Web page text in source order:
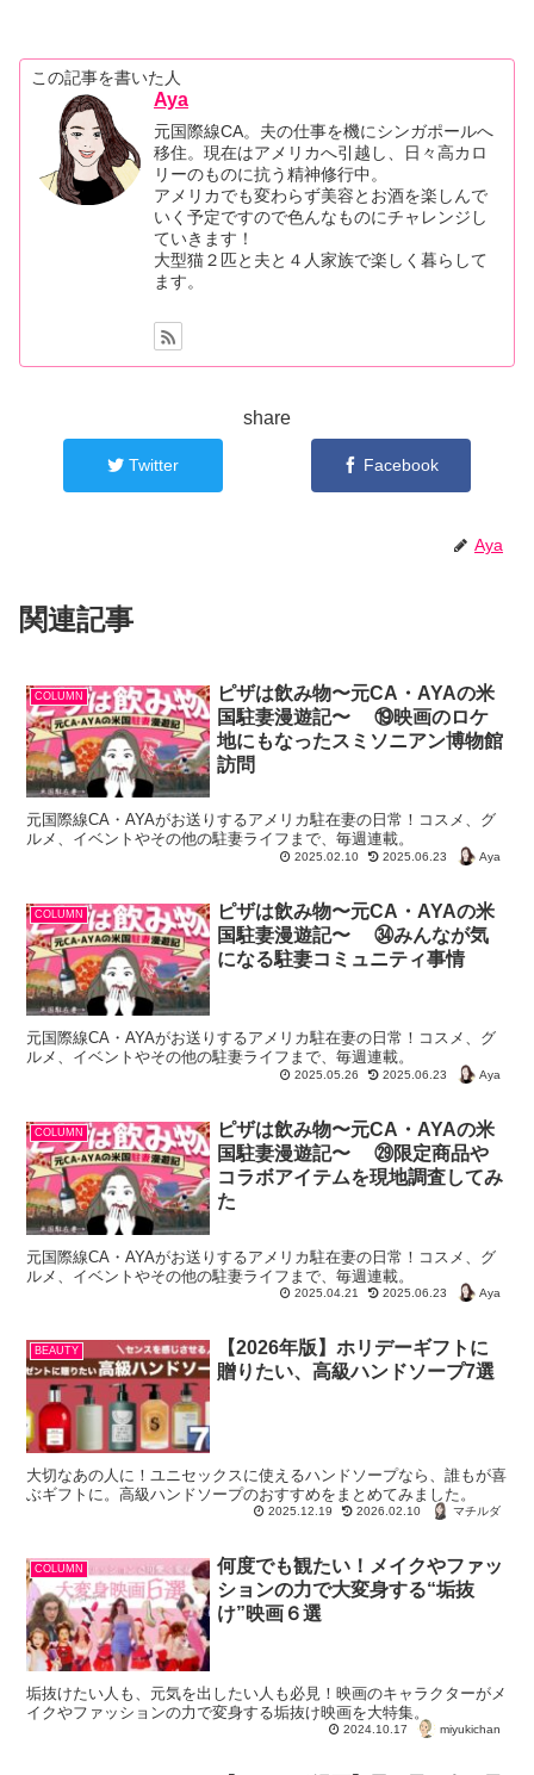
この記事を書いた人
Aya
元国際線CA。夫の仕事を機にシンガポールへ
移住。現在はアメリカへ引越し、日々高カロ
リーのものに抗う精神修行中。
アメリカでも変わらず美容とお酒を楽しんで
いく予定ですので色んなものにチャレンジし
ていきます！
大型猫２匹と夫と４人家族で楽しく暮らして
ます。
share
Twitter Facebook
Aya
関連記事
COLUMN
ピザは飲み物〜元CA・AYAの米
国駐妻漫遊記〜 ⑲映画のロケ
地にもなったスミソニアン博物館
訪問
元国際線CA・AYAがお送りするアメリカ駐在妻の日常！コスメ、グ
ルメ、イベントやその他の駐妻ライフまで、毎週連載。
2025.02.10 2025.06.23 Aya
COLUMN
ピザは飲み物〜元CA・AYAの米
国駐妻漫遊記〜 ㉞みんなが気
になる駐妻コミュニティ事情
元国際線CA・AYAがお送りするアメリカ駐在妻の日常！コスメ、グ
ルメ、イベントやその他の駐妻ライフまで、毎週連載。
2025.05.26 2025.06.23 Aya
COLUMN
ピザは飲み物〜元CA・AYAの米
国駐妻漫遊記〜 ㉙限定商品や
コラボアイテムを現地調査してみ
た
元国際線CA・AYAがお送りするアメリカ駐在妻の日常！コスメ、グ
ルメ、イベントやその他の駐妻ライフまで、毎週連載。
2025.04.21 2025.06.23 Aya
BEAUTY
【2026年版】ホリデーギフトに
贈りたい、高級ハンドソープ7選
大切なあの人に！ユニセックスに使えるハンドソープなら、誰もが喜
ぶギフトに。高級ハンドソープのおすすめをまとめてみました。
2025.12.19 2026.02.10 マチルダ
COLUMN
何度でも観たい！メイクやファッ
ションの力で大変身する“垢抜
け”映画６選
垢抜けたい人も、元気を出したい人も必見！映画のキャラクターがメ
イクやファッションの力で変身する垢抜け映画を大特集。
2024.10.17 miyukichan